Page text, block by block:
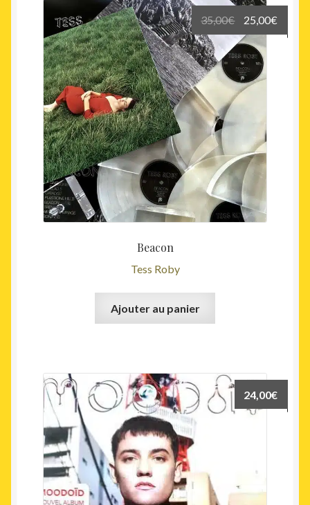
Beacon
Tess Roby
35,00€
Le
prix
initial
était :
35,00€.
25,00€
prix
Ajouter au panier
24,00€